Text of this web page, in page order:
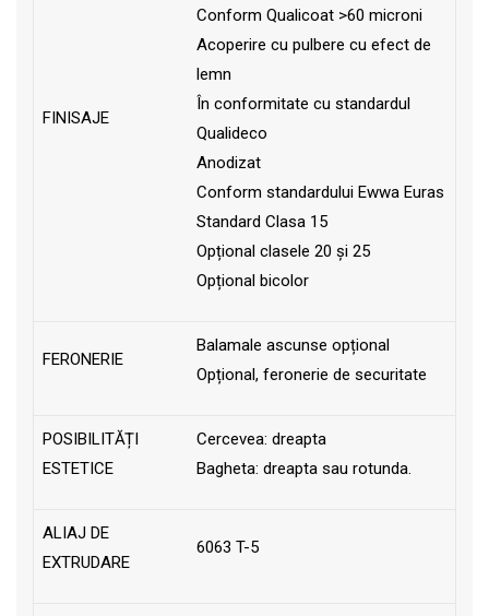
FINISAJE
Conform Qualicoat >60 microni
Acoperire cu pulbere cu efect de
lemn
În conformitate cu standardul
Qualideco
Anodizat
Conform standardului Ewwa Euras
Standard Clasa 15
Opțional clasele 20 și 25
Opțional bicolor
FERONERIE
Balamale ascunse opțional
Opțional, feronerie de securitate
POSIBILITĂȚI
ESTETICE
Cercevea: dreapta
Bagheta: dreapta sau rotunda.
ALIAJ DE
EXTRUDARE
6063 T-5